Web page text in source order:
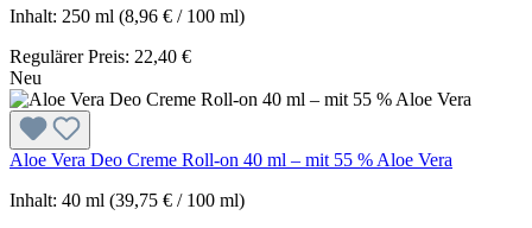
Inhalt: 250 ml (8,96 € / 100 ml)
Regulärer Preis: 22,40 €
Neu
Aloe Vera Deo Creme Roll-on 40 ml – mit 55 % Aloe Vera
Inhalt: 40 ml (39,75 € / 100 ml)